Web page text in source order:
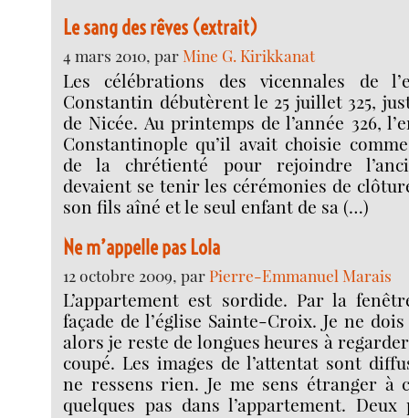
Le sang des rêves (extrait)
4 mars 2010, parMine G. Kirikkanat
Les célébrations des vicennales de
Constantin débutèrent le 25 juillet 325,
de Nicée. Au printemps de l’année 326,
Constantinople qu’il avait choisie
de la chrétienté pour rejoindre
devaient se tenir les cérémonies de
son fils aîné et le seul enfant de sa (…)
Ne m’appelle pas Lola
12 octobre 2009, par Pierre-Emmanuel Marais
L’appartement est sordide. Par la
façade de l’église Sainte-Croix. Je ne
alors je reste de longues heures à
coupé. Les images de l’attentat sont
ne ressens rien. Je me sens étranger à
quelques pas dans l’appartement.